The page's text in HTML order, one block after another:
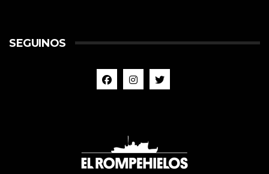
SEGUINOS